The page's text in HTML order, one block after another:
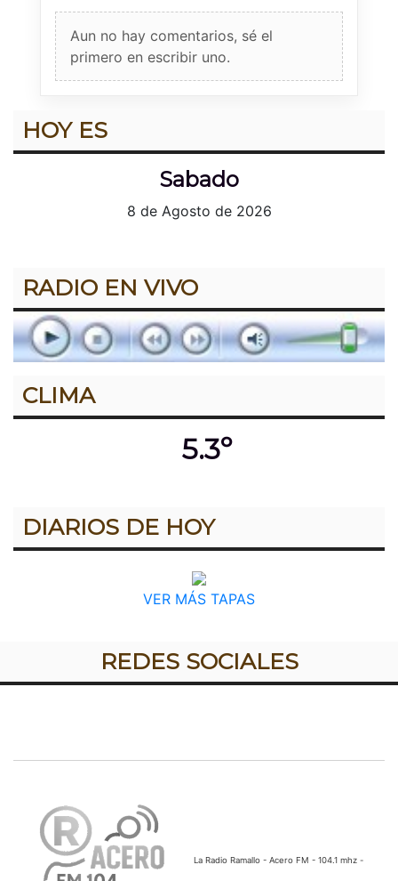
Aun no hay comentarios, sé el
primero en escribir uno.
HOY ES
Sabado
8 de Agosto de 2026
RADIO EN VIVO
CLIMA
5.3º
DIARIOS DE HOY
VER MÁS TAPAS
REDES SOCIALES
La Radio Ramallo - Acero FM - 104.1 mhz -